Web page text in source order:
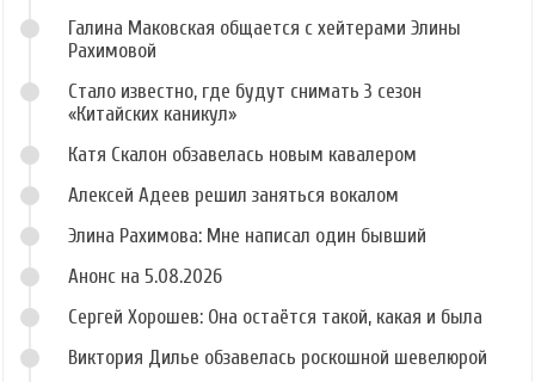
Галина Маковская общается с хейтерами Элины
Рахимовой
Стало известно, где будут снимать 3 сезон
«Китайских каникул»
Катя Скалон обзавелась новым кавалером
Алексей Адеев решил заняться вокалом
Элина Рахимова: Мне написал один бывший
Анонс на 5.08.2026
Сергей Хорошев: Она остаётся такой, какая и была
Виктория Дилье обзавелась роскошной шевелюрой